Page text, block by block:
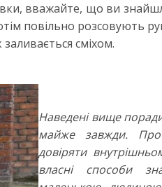
вважайте, що ви
повільно розсовують
сміхом.
Наведені вище
майже завжди.
довіряти
власні способи